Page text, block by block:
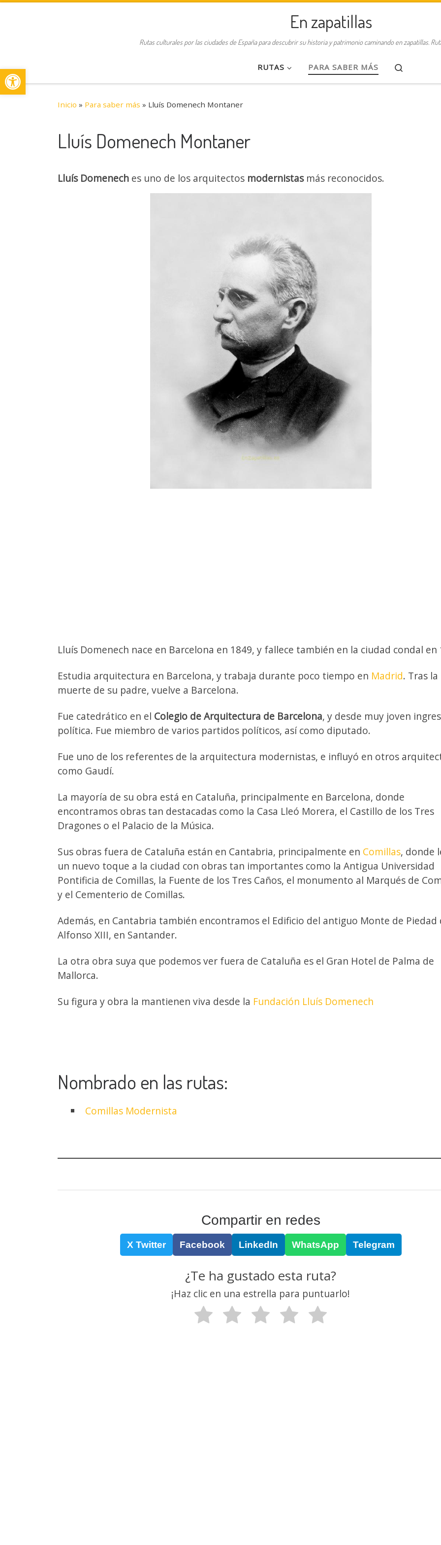
Abrir barra de herramientas
En zapatillas
Rutas culturales por las ciudades de España para descubrir su historia y patrimonio caminando en zapatillas.
RUTAS PARA SABER MÁS
Inicio » Para saber más » Lluís Domenech Montaner
Lluís Domenech Montaner
Lluís Domenech es uno de los arquitectos modernistasmás reconocidos.
Lluís Domenech nace en Barcelona en 1849, y fallece también en la ciudad condal en
Estudia arquitectura en Barcelona, y trabaja durante poco tiempo en Madrid. Tras la
muerte de su padre, vuelve a Barcelona.
Fue catedrático en el Colegio de Arquitectura de Barcelona, y desde muy joven
política. Fue miembro de varios partidos políticos, así como diputado.
Fue uno de los referentes de la arquitectura modernistas, e influyó en otros
como Gaudí.
La mayoría de su obra está en Cataluña, principalmente en Barcelona, donde
encontramos obras tan destacadas como la Casa Lleó Morera, el Castillo de los Tres
Dragones o el Palacio de la Música.
Sus obras fuera de Cataluña están en Cantabria, principalmente en Comillas, donde
un nuevo toque a la ciudad con obras tan importantes como la Antigua Universidad
Pontificia de Comillas, la Fuente de los Tres Caños, el monumento al Marqués de
y el Cementerio de Comillas.
Además, en Cantabria también encontramos el Edificio del antiguo Monte de Piedad
Alfonso XIII, en Santander.
La otra obra suya que podemos ver fuera de Cataluña es el Gran Hotel de Palma de
Mallorca.
Su figura y obra la mantienen viva desde la Fundación Lluís Domenech
Nombrado en las rutas:
Comillas Modernista
Compartir en redes
X Twitter Facebook LinkedIn WhatsApp Telegram
¿Te ha gustado esta ruta?
¡Haz clic en una estrella para puntuarlo!